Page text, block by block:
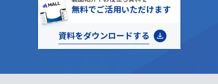
無料でご活用いただけます
資料をダウンロードする